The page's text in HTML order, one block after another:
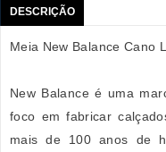
DESCRIÇÃO
Meia New Balance Cano
New Balance é uma
foco em fabricar
mais de 100 anos de